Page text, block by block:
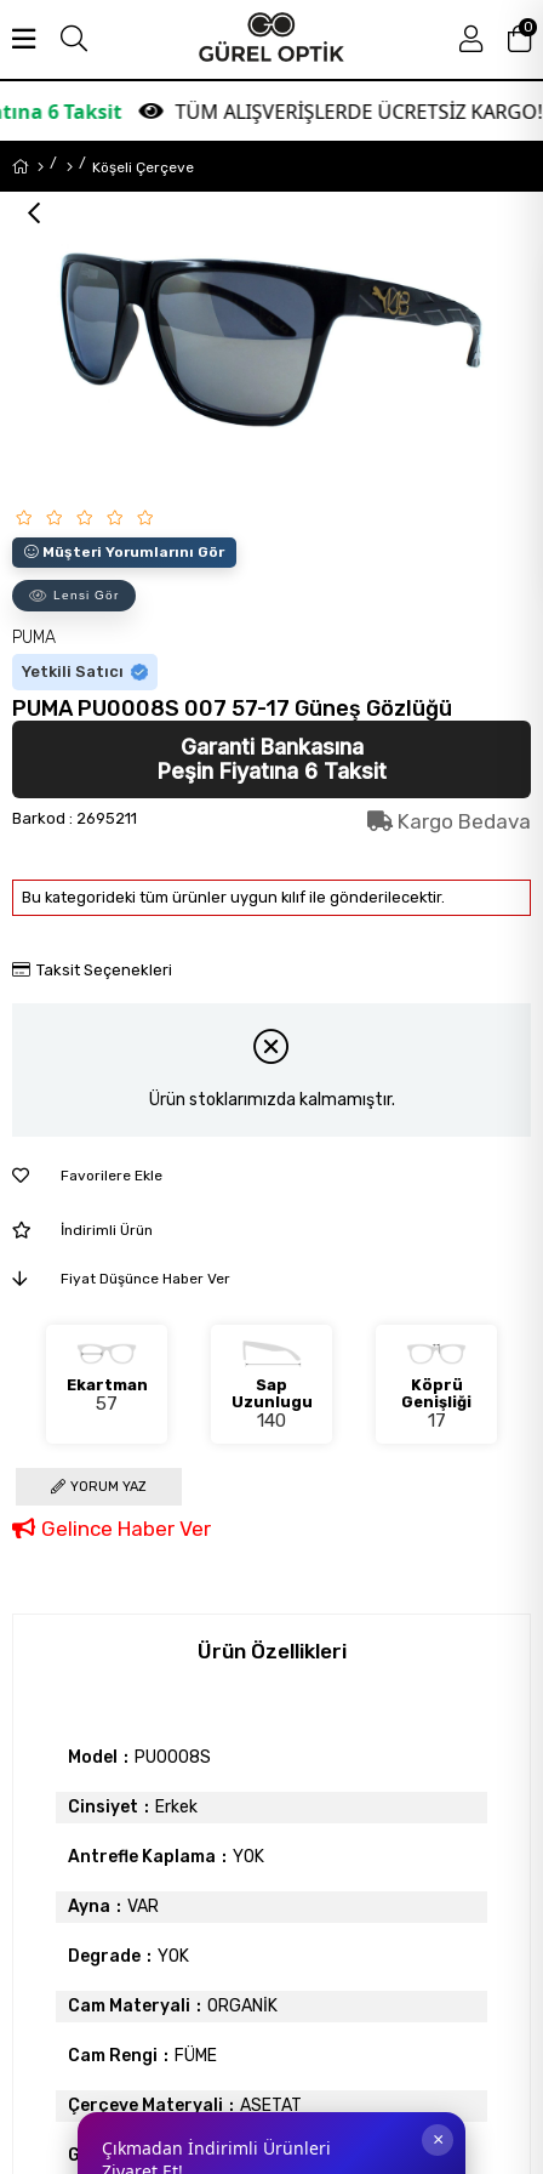
TÜM ALIŞVERİŞLERDE ÜCRETSİZ KARGO!
0
Köşeli Çerçeve
Müşteri Yorumlarını Gör
Lensi Gör
PUMA
Yetkili Satıcı
PUMA PU0008S 007 57-17 Güneş Gözlüğü
Garanti Bankasına
Peşin Fiyatına 6 Taksit
Barkod : 2695211 Kargo Bedava
Bu kategorideki tüm ürünler uygun kılıf ile gönderilecektir.
Taksit Seçenekleri
Ürün stoklarımızda kalmamıştır.
Favorilere Ekle
İndirimli Ürün
Fiyat Düşünce Haber Ver
Ekartman
57
Sap
Uzunlugu
140
Köprü
Genişliği
17
YORUM YAZ
Gelince Haber Ver
Ürün Özellikleri
Model PU0008S
Cinsiyet Erkek
Antrefle Kaplama YOK
Ayna VAR
Degrade YOK
Cam Materyali ORGANİK
Cam Rengi FÜME
Çerçeve Materyali ASETAT
Gövde Rengi SİYAH
×
Çıkmadan İndirimli Ürünleri